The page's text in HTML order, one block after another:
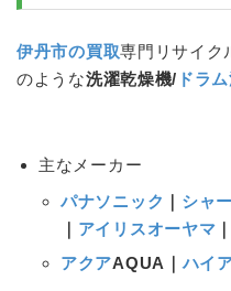
伊丹市の買取専門リサイク
のような洗濯乾燥機/ ドラ
主なメーカー
パナソニック ｜ シャ
｜ アイリスオーヤマ ｜
アクアAQUA｜ハイ